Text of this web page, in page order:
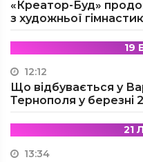
«Креатор-Буд»
з художньої
19
12:12
Що відбувається у
Тернополя у березні
21
13:34